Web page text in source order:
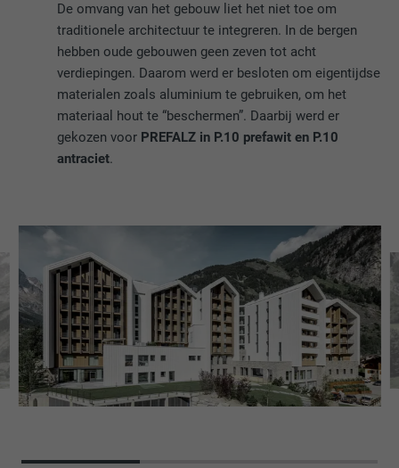
De omvang van het gebouw liet het niet toe om
traditionele architectuur te integreren. In de bergen
hebben oude gebouwen geen zeven tot acht
verdiepingen. Daarom werd er besloten om eigentijdse
materialen zoals aluminium te gebruiken, om het
materiaal hout te “beschermen”. Daarbij werd er
gekozen voor PREFALZ in P.10 prefawit en P.10
antraciet.